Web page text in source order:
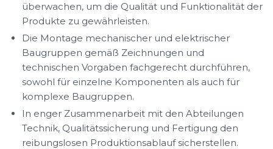
überwachen, um die Qualität und Funktionalität der
Produkte zu gewährleisten.
Die Montage mechanischer und elektrischer
Baugruppen gemäß Zeichnungen und
technischen Vorgaben fachgerecht durchführen,
sowohl für einzelne Komponenten als auch für
komplexe Baugruppen.
In enger Zusammenarbeit mit den Abteilungen
Technik, Qualitätssicherung und Fertigung den
reibungslosen Produktionsablauf sicherstellen.